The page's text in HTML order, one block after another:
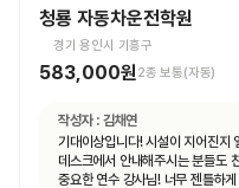
청룡 자동차운전학원
경기 용인시 기흥구
583,000원2종 보통(자동)
작성자 : 김채연
기대이상입니다! 시설이 지어진지
데스크에서 안내해주시는 분들도
중요한 연수 강사님! 너무 젠틀하